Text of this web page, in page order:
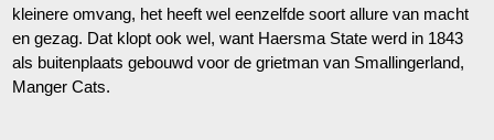
kleinere omvang, het heeft wel eenzelfde soort allure van macht
en gezag. Dat klopt ook wel, want Haersma State werd in 1843
als buitenplaats gebouwd voor de grietman van Smallingerland,
Manger Cats.